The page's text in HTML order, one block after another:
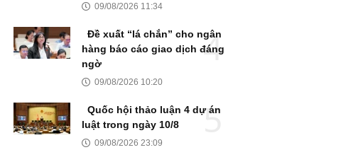
09/08/2026 11:34
Đề xuất “lá chắn” cho ngân
hàng báo cáo giao dịch đáng
ngờ
09/08/2026 10:20
Quốc hội thảo luận 4 dự án
luật trong ngày 10/8
09/08/2026 23:09